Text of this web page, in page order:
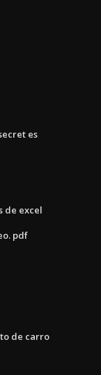
es
de excel
pdf
de carro